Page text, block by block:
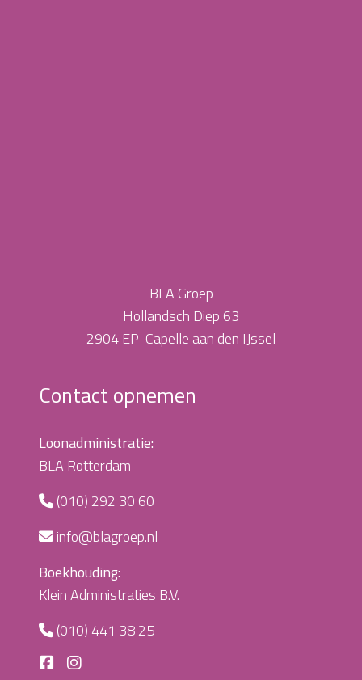
BLA Groep
Hollandsch Diep 63
2904 EP Capelle aan den IJssel
Contact opnemen
Loonadministratie:
BLA Rotterdam
(010) 292 30 60
info@blagroep.nl
Boekhouding:
Klein Administraties B.V.
(010) 441 38 25